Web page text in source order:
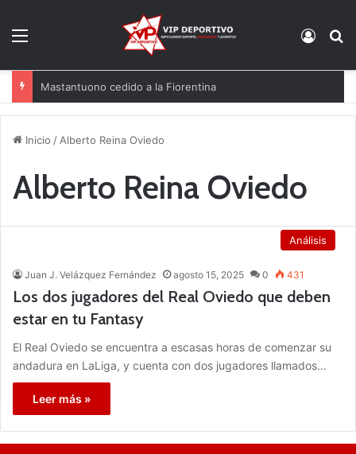
Mastantuono cedido a la Fiorentina
Inicio / Alberto Reina Oviedo
Alberto Reina Oviedo
Análisis
Juan J. Velázquez Fernández agosto 15, 2025 0 431
Los dos jugadores del Real Oviedo que deben
estar en tu Fantasy
El Real Oviedo se encuentra a escasas horas de comenzar su
andadura en LaLiga, y cuenta con dos jugadores llamados…
Leer más »